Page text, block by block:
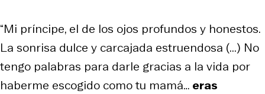
“Mi príncipe, el de los ojos profundos y honestos.
La sonrisa dulce y carcajada estruendosa (...) No
tengo palabras para darle gracias a la vida por
haberme escogido como tu mamá… eras